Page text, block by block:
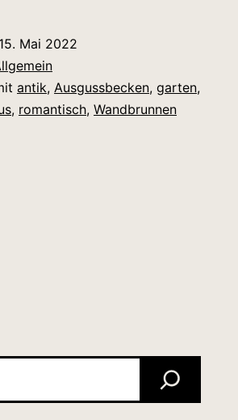
15. Mai 2022
antik, Ausgussbecken, garten,
, romantisch, Wandbrunnen